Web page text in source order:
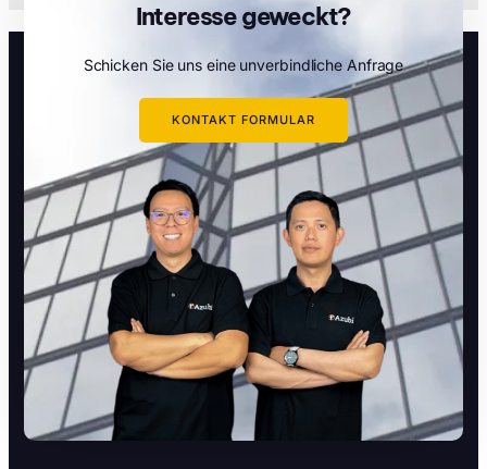
Interesse geweckt?
Schicken Sie uns eine unverbindliche Anfrage
KONTAKT FORMULAR